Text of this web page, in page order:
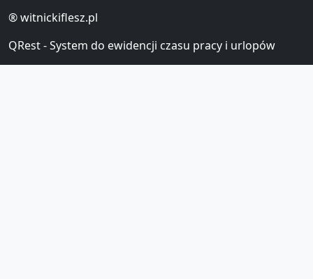
®witnickiflesz.pl
QRest - System do ewidencji czasu pracy i urlopów